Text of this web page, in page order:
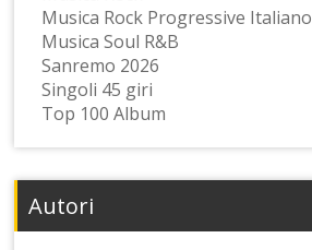
Musica Rock Progressive Italiano
Musica Soul R&B
Sanremo 2026
Singoli 45 giri
Top 100 Album
Autori